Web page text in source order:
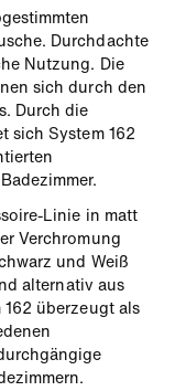
Durchdachte
Nutzung. Die
sich durch den
Durch die
sich System 162
Linie in matt
Verchromung
und Weiß
alternativ aus
überzeugt als